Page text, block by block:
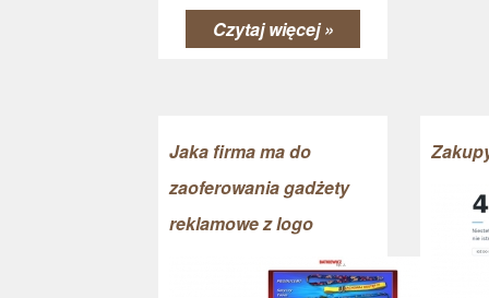
Czytaj więcej »
Jaka firma ma do
zaoferowania gadżety
reklamowe z logo